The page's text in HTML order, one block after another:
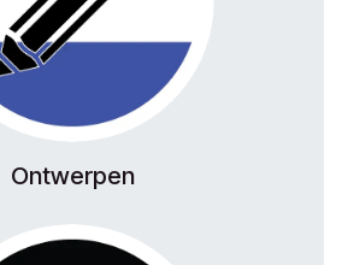
Ontwerpen